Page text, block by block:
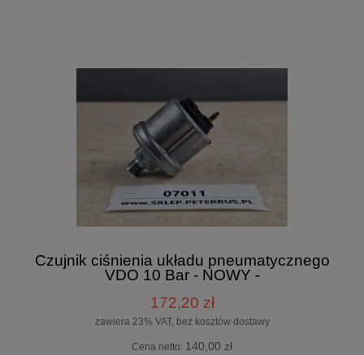
Czujnik ciśnienia układu pneumatycznego
VDO 10 Bar - NOWY -
172,20 zł
zawiera 23% VAT, bez kosztów dostawy
Cena netto: 140,00 zł